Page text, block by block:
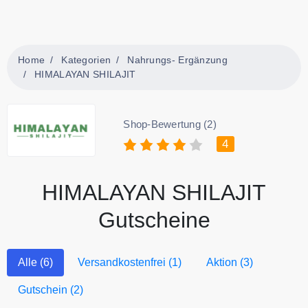
Home Kategorien
Nahrungs- Ergänzung
HIMALAYAN SHILAJIT
Shop-Bewertung (2)
4
HIMALAYAN SHILAJIT
Gutscheine
Alle (6) Versandkostenfrei (1) Aktion (3)
Gutschein (2)